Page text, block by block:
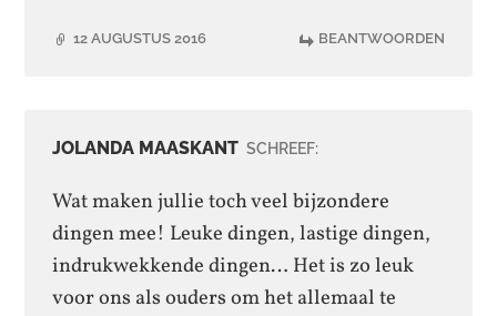
12 AUGUSTUS 2016 BEANTWOORDEN
JOLANDA MAASKANT SCHREEF:
Wat maken jullie toch veel bijzondere
dingen mee! Leuke dingen, lastige dingen,
indrukwekkende dingen… Het is zo leuk
voor ons als ouders om het allemaal te